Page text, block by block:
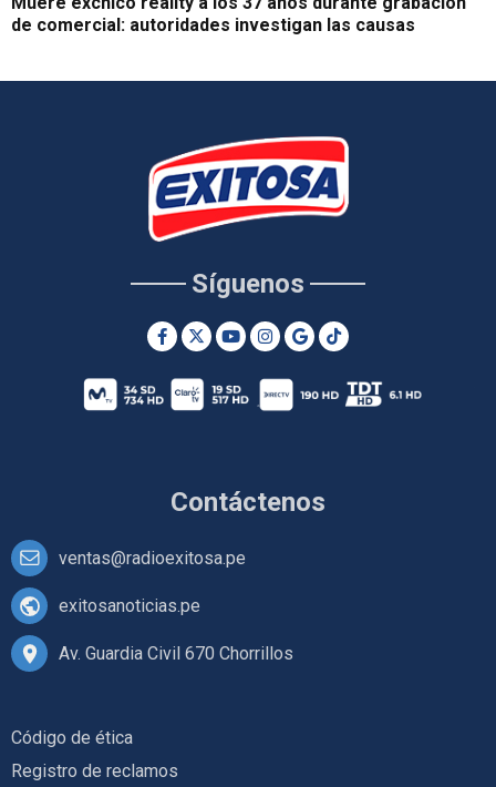
de comercial: autoridades investigan las causas
Contáctenos
ventas@radioexitosa.pe
exitosanoticias.pe
Av. Guardia Civil 670 Chorrillos
Síguenos
Código de ética
Registro de reclamos